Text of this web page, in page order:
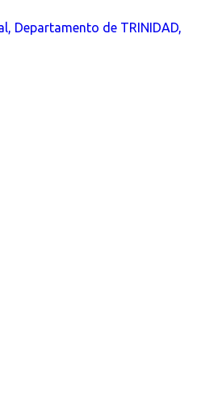
Departamento de TRINIDAD,